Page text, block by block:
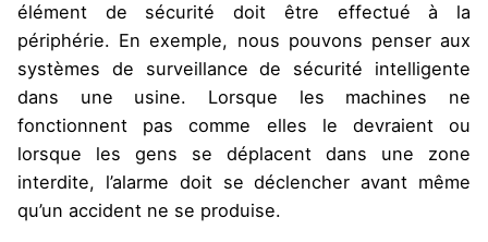
élément de sécurité doit être effectué à la
périphérie. En exemple, nous pouvons penser aux
systèmes de surveillance de sécurité intelligente
dans une usine. Lorsque les machines ne
fonctionnent pas comme elles le devraient ou
lorsque les gens se déplacent dans une zone
interdite, l’alarme doit se déclencher avant même
qu’un accident ne se produise.